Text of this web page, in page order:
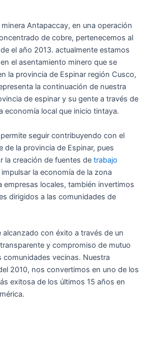
Antapaccay, en una operación
de cobre, pertenecemos al
el año 2013. actualmente estamos
el asentamiento minero que se
la provincia de Espinar región Cusco,
la continuación de nuestra
de espinar y su gente a través de
economía local que inicio tintaya.
seguir contribuyendo con el
de la provincia de Espinar, pues
la creación de fuentes de trabajo
la economía de la zona
empresas locales, también invertimos
dirigidos a las comunidades de
con éxito a través de un
y compromiso de mutuo
vecinas. Nuestra
2010, nos convertimos en uno de los
exitosa de los últimos 15 años en